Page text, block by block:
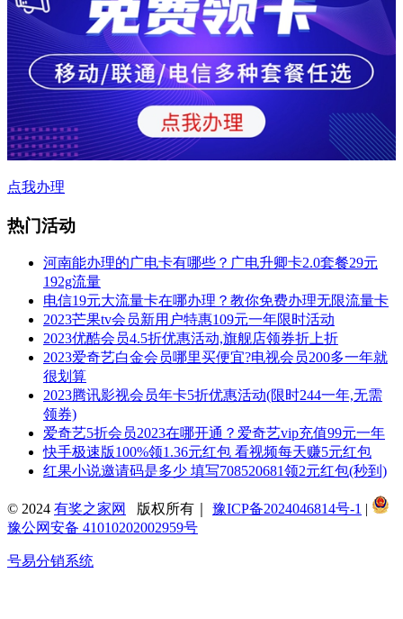
点我办理
热门活动
河南能办理的广电卡有哪些？广电升卿卡2.0套餐29元
192g流量
电信19元大流量卡在哪办理？教你免费办理无限流量卡
2023芒果tv会员新用户特惠109元一年限时活动
2023优酷会员4.5折优惠活动,旗舰店领券折上折
2023爱奇艺白金会员哪里买便宜?电视会员200多一年就
很划算
2023腾讯影视会员年卡5折优惠活动(限时244一年,无需
领券)
爱奇艺5折会员2023在哪开通？爱奇艺vip充值99元一年
快手极速版100%领1.36元红包 看视频每天赚5元红包
红果小说邀请码是多少 填写708520681领2元红包(秒到)
© 2024 有奖之家网 版权所有｜ 豫ICP备2024046814号-1 |
豫公网安备 41010202002959号
号易分销系统